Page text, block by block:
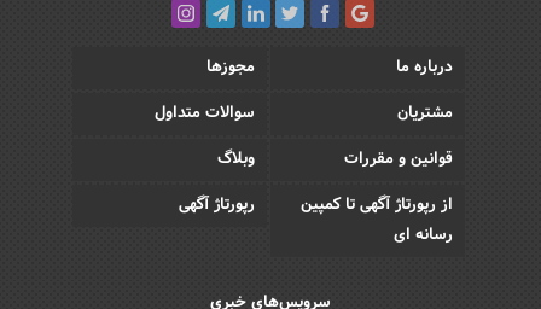
درباره ما
مجوزها
مشتریان
سوالات متداول
قوانین و مقررات
وبلاگ
از رپورتاژ آگهی تا کمپین
رسانه ای
رپورتاژ آگهی
سرویس‌های خبری